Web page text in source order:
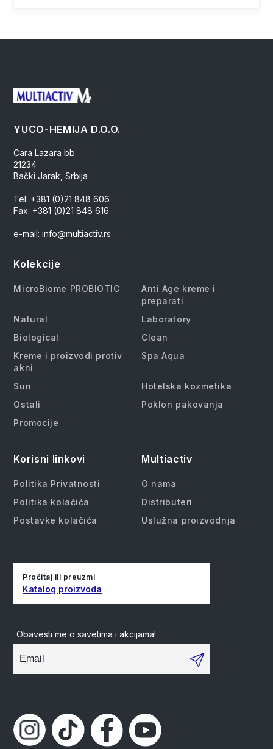
YUCO-HEMIJA D.O.O.
Cara Lazara bb
21234
Bački Jarak, Srbija
Tel: +381 (0)21 848 606
Fax: +381 (0)21 848 616
e-mail: info@multiactiv.rs
Kolekcije
MicroBiome PROBIOTIC
Anti Age kreme i
preparati
Natural
Laboratory
Biological
Clean
Kreme i proizvodi protiv
akni
Spa Aqua
Sun
Hotelska kozmetika
Ostali
Poklon pakovanja
Promocije
Korisni linkovi
Politika Privatnosti
Politika kolačića
Postavke kolačića
Multiactiv
O nama
Distributeri
Uslužna proizvodnja
Pročitaj ili preuzmi
Katalog proizvoda
Obavesti me o savetima i akcijama!